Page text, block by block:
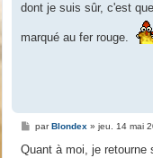
dont je suis sûr, c'est
marqué au fer rouge.
M
s
parBlondex» jeu. 14 mai
Quant à moi, je